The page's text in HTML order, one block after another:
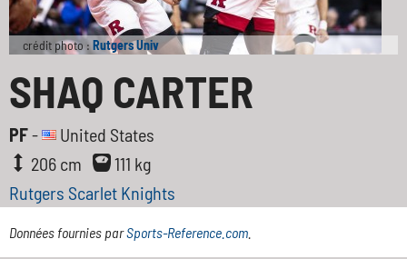
crédit photo :Rutgers Univ
SHAQ CARTER
PF-
United States
206 cm
111 kg
Rutgers Scarlet Knights
Données fournies parSports-Reference.com